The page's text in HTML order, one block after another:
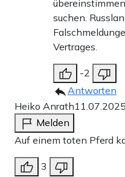
suchen.
Vertrages.
-2
Antworten
Heiko Anrath
Melden
Auf einem toten Pferd
3